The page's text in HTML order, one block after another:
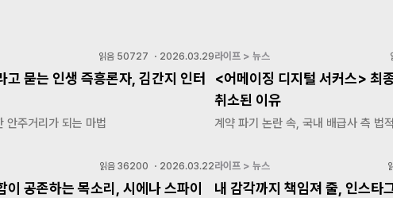
읽음 50727 ・ 2026.03.29
고 묻는 인생 즉흥론자, 김간지 인터
안주거리가 되는 마법
라이프 > 뉴스
<어메이징 디지털 서커스> 최
취소된 이유
계약 파기 논란 속, 국내 배급사 측 법
읽음 36200 ・ 2026.03.22
이 공존하는 목소리, 시에나 스파이
라이프 > 뉴스
내 감각까지 책임져 줄, 인스타